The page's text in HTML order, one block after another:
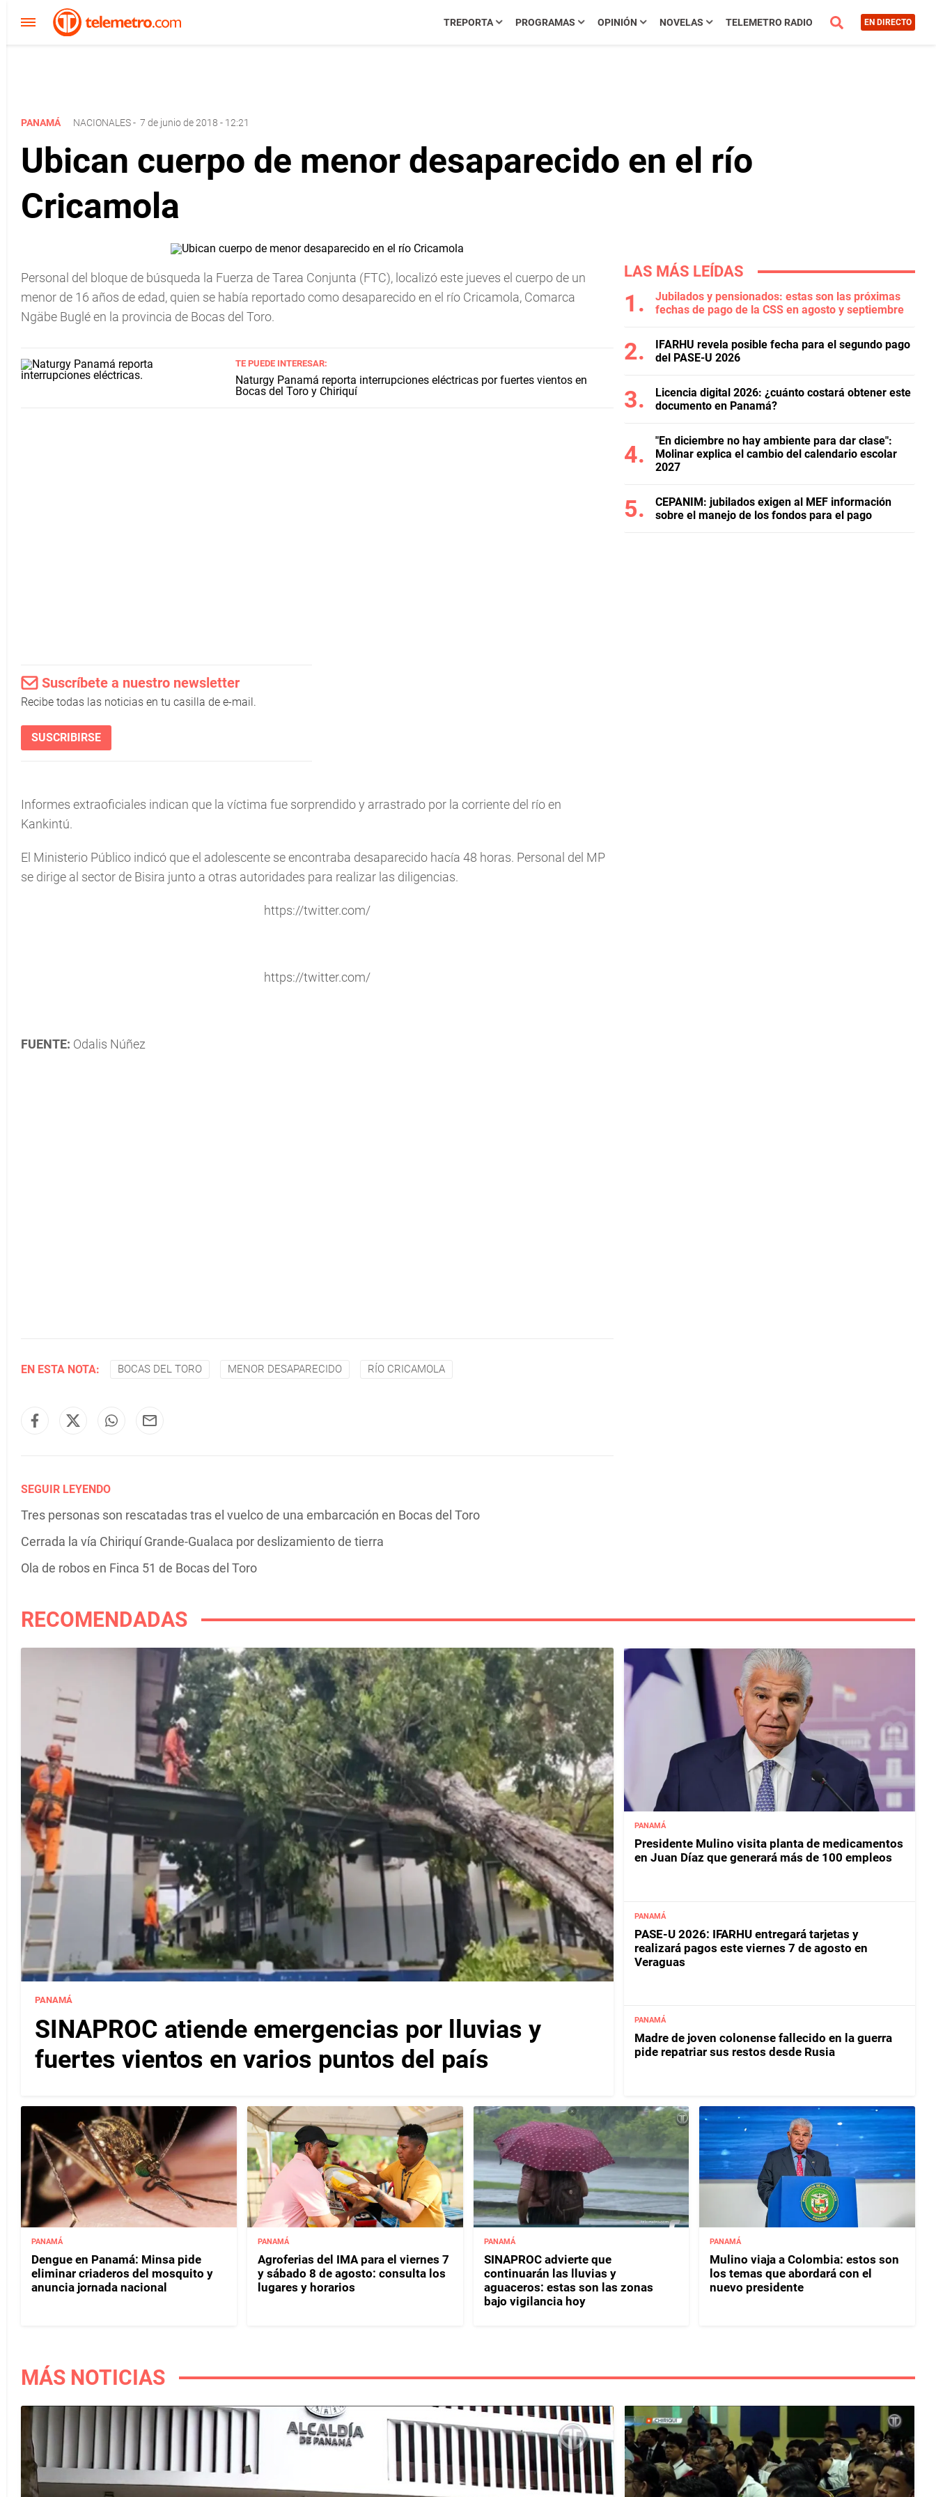
TREPORTA PROGRAMAS OPINIÓN NOVELAS TELEMETRO RADIO EN DIRECTO
PANAMÁ NACIONALES- 7 de junio de 2018 - 12:21
Ubican cuerpo de menor desaparecido en el río
Cricamola
Personal del bloque de búsqueda la Fuerza de Tarea Conjunta (FTC), localizó este jueves el cuerpo de un
menor de 16 años de edad, quien se había reportado como desaparecido en el río Cricamola, Comarca
Ngäbe Buglé en la provincia de Bocas del Toro.
TE PUEDE INTERESAR:
Naturgy Panamá reporta interrupciones eléctricas por fuertes vientos en
Bocas del Toro y Chiriquí
Suscríbete a nuestro newsletter
Recibe todas las noticias en tu casilla de e-mail.
SUSCRIBIRSE
Informes extraoficiales indican que la víctima fue sorprendido y arrastrado por la corriente del río en
Kankintú.
El Ministerio Público indicó que el adolescente se encontraba desaparecido hacía 48 horas. Personal del MP
se dirige al sector de Bisira junto a otras autoridades para realizar las diligencias.
https://twitter.com/
https://twitter.com/
FUENTE: Odalis Núñez
EN ESTA NOTA: BOCAS DEL TORO MENOR DESAPARECIDO RÍO CRICAMOLA
SEGUIR LEYENDO
Tres personas son rescatadas tras el vuelco de una embarcación en Bocas del Toro
Cerrada la vía Chiriquí Grande-Gualaca por deslizamiento de tierra
Ola de robos en Finca 51 de Bocas del Toro
LAS MÁS LEÍDAS
Jubilados y pensionados: estas son las próximas
fechas de pago de la CSS en agosto y septiembre
IFARHU revela posible fecha para el segundo pago
del PASE-U 2026
Licencia digital 2026: ¿cuánto costará obtener este
documento en Panamá?
"En diciembre no hay ambiente para dar clase":
Molinar explica el cambio del calendario escolar
2027
CEPANIM: jubilados exigen al MEF información
sobre el manejo de los fondos para el pago
RECOMENDADAS
PANAMÁ
SINAPROC atiende emergencias por lluvias y
fuertes vientos en varios puntos del país
PANAMÁ
Presidente Mulino visita planta de medicamentos
en Juan Díaz que generará más de 100 empleos
PANAMÁ
PASE-U 2026: IFARHU entregará tarjetas y
realizará pagos este viernes 7 de agosto en
Veraguas
PANAMÁ
Madre de joven colonense fallecido en la guerra
pide repatriar sus restos desde Rusia
PANAMÁ
Dengue en Panamá: Minsa pide
eliminar criaderos del mosquito y
anuncia jornada nacional
PANAMÁ
Agroferias del IMA para el viernes 7
y sábado 8 de agosto: consulta los
lugares y horarios
PANAMÁ
SINAPROC advierte que
continuarán las lluvias y
aguaceros: estas son las zonas
bajo vigilancia hoy
PANAMÁ
Mulino viaja a Colombia: estos son
los temas que abordará con el
nuevo presidente
MÁS NOTICIAS